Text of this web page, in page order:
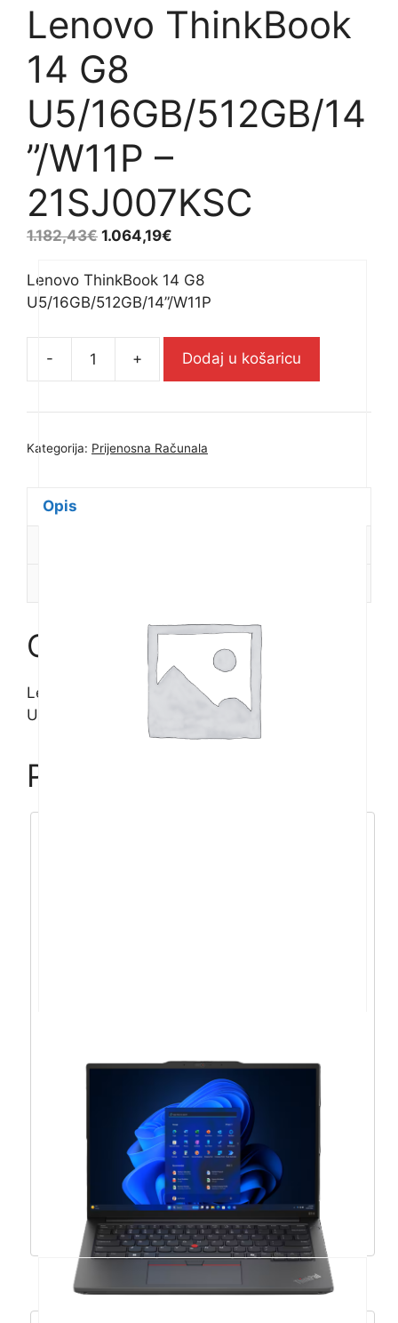
Lenovo ThinkBook
14 G8
U5/16GB/512GB/14
”/W11P –
21SJ007KSC
1.182,43€ 1.064,19€
Lenovo ThinkBook 14 G8
U5/16GB/512GB/14”/W11P
-
Lenovo
14
U5/16GB/512GB/14''/W11P
+ Dodaj u košaricu
Kategorija: Prijenosna Računala
Opis
Opis
Lenovo ThinkBook 14 G8
U5/16GB/512GB/14”/W11P
Povezani proizvodi
Acer Aspire 15 R7-
8840HS/16GB/512GB/15,6″FHD/W11 –
NX.KVXEX.005
921,38€ 829,24€
Dodaj u košaricu